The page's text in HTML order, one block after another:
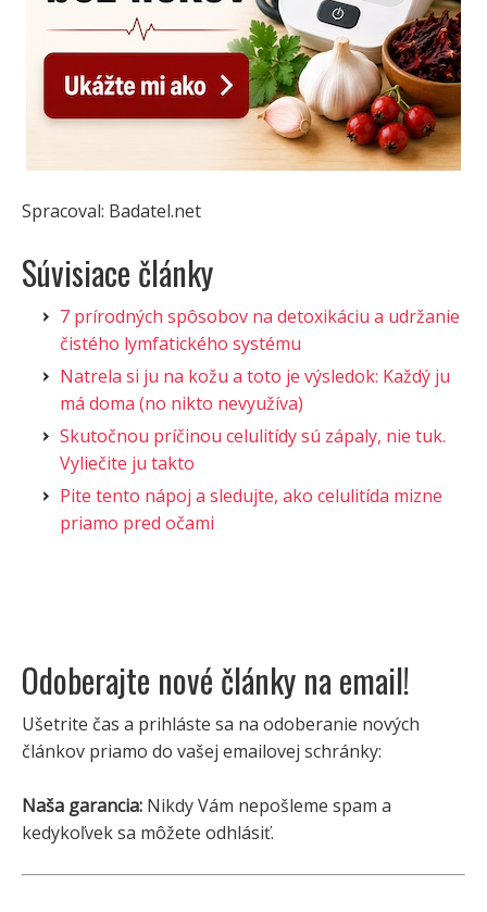
Spracoval: Badatel.net
Súvisiace články
7 prírodných spôsobov na detoxikáciu a udržanie
čistého lymfatického systému
Natrela si ju na kožu a toto je výsledok: Každý ju
má doma (no nikto nevyužíva)
Skutočnou príčinou celulitídy sú zápaly, nie tuk.
Vyliečite ju takto
Pite tento nápoj a sledujte, ako celulitída mizne
priamo pred očami
Odoberajte nové články na email!
Ušetrite čas a prihláste sa na odoberanie nových
článkov priamo do vašej emailovej schránky:
Naša garancia: Nikdy Vám nepošleme spam a
kedykoľvek sa môžete odhlásiť.